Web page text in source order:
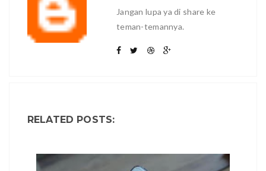
Jangan lupa ya di share ke
teman-temannya.
RELATED POSTS: